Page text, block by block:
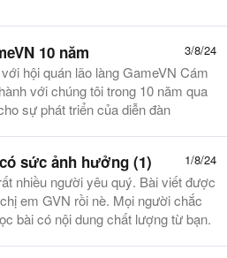
3/8/24
10 năm
hội quán lão làng GameVN Cám
với chúng tôi trong 10 năm qua
sự phát triển của diễn đàn
1/8/24
sức ảnh hưởng (1)
nhiều người yêu quý. Bài viết được
em GVN rồi nè. Mọi người chắc
bài có nội dung chất lượng từ bạn.